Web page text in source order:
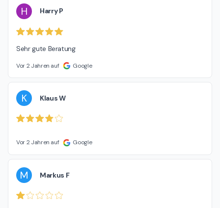
H Harry P
Sehr gute Beratung
Vor 2 Jahren auf Google
K Klaus W
Vor 2 Jahren auf Google
M Markus F